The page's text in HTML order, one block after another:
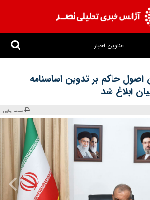
عناوین اخبار
اصول حاکم بر تدوین اساسنامه
ابلاغ شد
نسخه چاپی